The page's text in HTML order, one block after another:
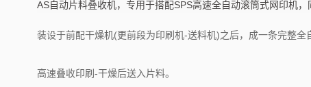
AS自动片料叠收机，专用于搭配SPS高速全自动滚筒式网印机
装设于前配干燥机(更前段为印刷机-送料机)之后，成一条完整全
高速叠收印刷-干燥后送入片料。